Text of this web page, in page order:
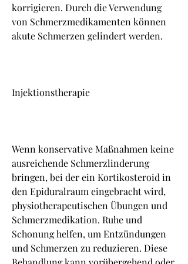
korrigieren. Durch die Verwendung
von Schmerzmedikamenten können
akute Schmerzen gelindert werden.
Injektionstherapie
Wenn konservative Maßnahmen keine
ausreichende Schmerzlinderung
bringen, bei der ein Kortikosteroid in
den Epiduralraum eingebracht wird,
physiotherapeutischen Übungen und
Schmerzmedikation. Ruhe und
Schonung helfen, um Entzündungen
und Schmerzen zu reduzieren. Diese